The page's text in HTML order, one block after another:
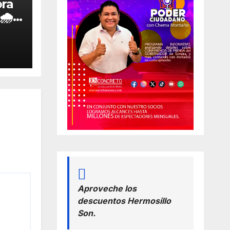
🌧️
Aproveche los
descuentos Hermosillo
Son.